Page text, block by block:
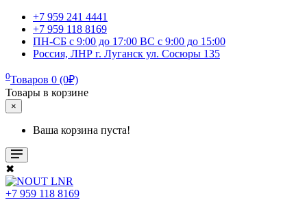
+7 959 241 4441
+7 959 118 8169
ПН-СБ с 9:00 до 17:00 ВС с 9:00 до 15:00
Россия, ЛНР г. Луганск ул. Сосюры 135
0Товаров 0 (0₽)
Товары в корзине
×
Ваша корзина пуста!
✖
+7 959 118 8169